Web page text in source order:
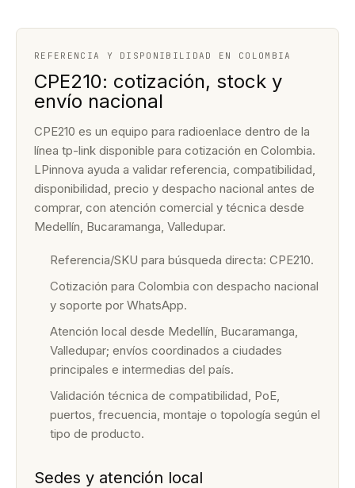
REFERENCIA Y DISPONIBILIDAD EN COLOMBIA
CPE210: cotización, stock y
envío nacional
CPE210 es un equipo para radioenlace dentro de la
línea tp-link disponible para cotización en Colombia.
LPinnova ayuda a validar referencia, compatibilidad,
disponibilidad, precio y despacho nacional antes de
comprar, con atención comercial y técnica desde
Medellín, Bucaramanga, Valledupar.
Referencia/SKU para búsqueda directa: CPE210.
Cotización para Colombia con despacho nacional
y soporte por WhatsApp.
Atención local desde Medellín, Bucaramanga,
Valledupar; envíos coordinados a ciudades
principales e intermedias del país.
Validación técnica de compatibilidad, PoE,
puertos, frecuencia, montaje o topología según el
tipo de producto.
Sedes y atención local